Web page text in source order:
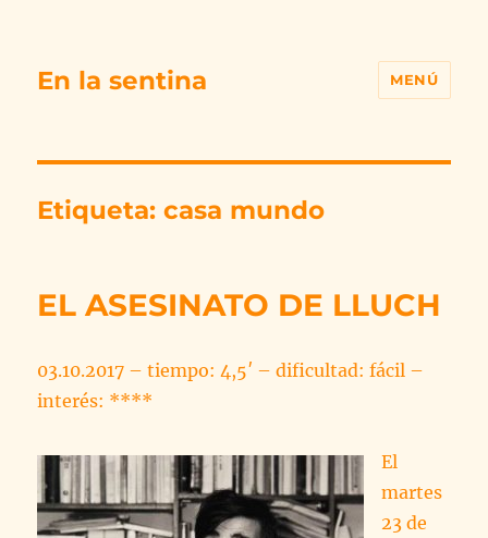
En la sentina MENÚ
Etiqueta:casa mundo
EL ASESINATO DE LLUCH
03.10.2017 – tiempo: 4,5′ – dificultad: fácil –
interés: ****
El
martes
23 de